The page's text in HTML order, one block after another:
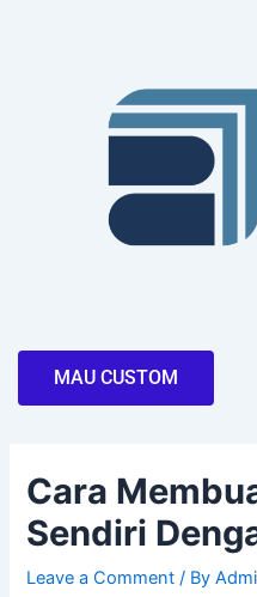
MAU CUSTOM
Cara
Sendiri
Leave a Comment / By